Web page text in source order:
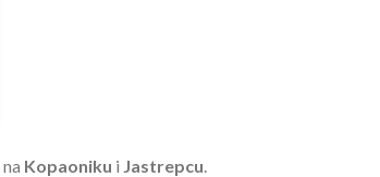
na Kopaoniku i Jastrepcu